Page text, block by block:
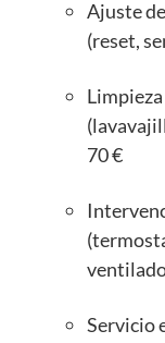
Ajuste de
(reset,
70 €
Servicio